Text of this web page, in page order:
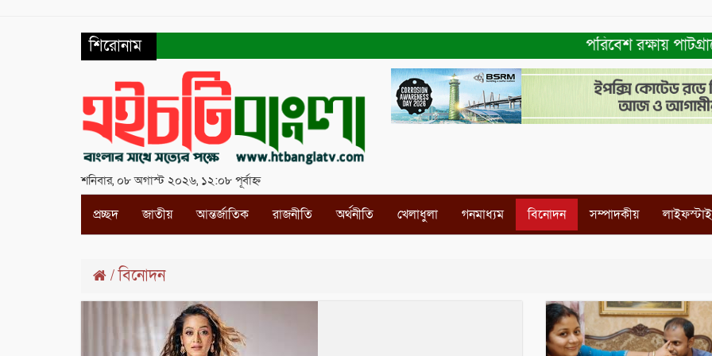
শিরোনাম পরিবেশ রক্ষায় পাটগ্রামে
শনিবার, ০৮ অগাস্ট ২০২৬, ১২:০৮ পূর্বাহ্ন
প্রচ্ছদ জাতীয় আন্তর্জাতিক রাজনীতি অর্থনীতি খেলাধুলা গনমাধ্যম বিনোদন সম্পাদকীয়
/বিনোদন